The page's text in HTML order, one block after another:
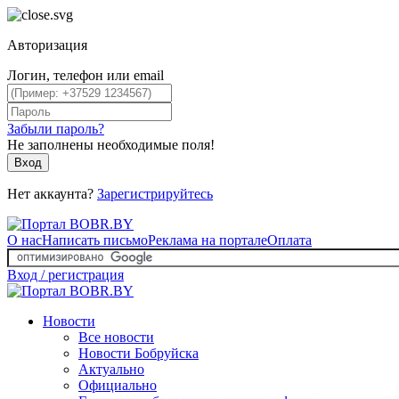
Авторизация
Логин, телефон или email
Забыли пароль?
Не заполнены необходимые поля!
Вход
Нет аккаунта? Зарегистрируйтесь
О насНаписать письмоРеклама на порталеОплата
Вход / регистрация
Новости
Все новости
Новости Бобруйска
Актуально
Официально